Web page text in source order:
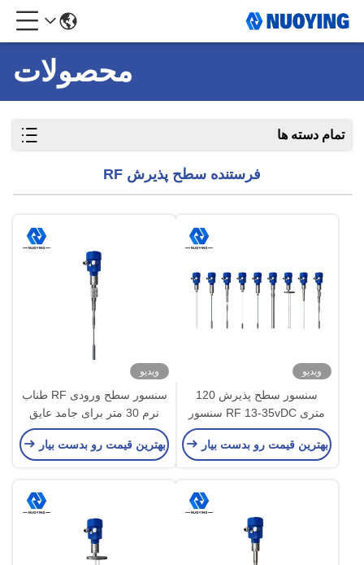
محصولات
تمام دسته ها
فرستنده سطح پذیرش RF
ویدیو
سنسور سطح پذیرش 120
متری RF 13-35vDC سنسور
سطح ورودی
بهترین قیمت رو بدست بیار
ویدیو
سنسور سطح ورودی RF طناب
نرم 30 متر برای جامد عایق
فوق العاده بالا
بهترین قیمت رو بدست بیار